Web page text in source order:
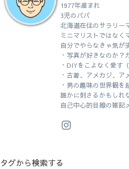
1977年産まれ
3児のパパ
北海道在住のサラリー
ミニマリストではなく
自分でやらなきゃ気が
・写真が好きなのか？
・DIYをこよなく愛す
・古着、アメカジ、ア
・男の趣味の世界観を
誰かに刺さるかもしれ
自己中心的目線の雑記
タグから検索する